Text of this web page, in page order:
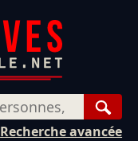
Recherche avancée